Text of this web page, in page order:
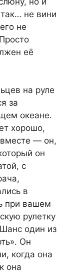
не вини
не
её
на руле
за
океане.
хорошо,
вместе — он,
он
с
в
при вашем
рулетку
один из
Он
когда она
она